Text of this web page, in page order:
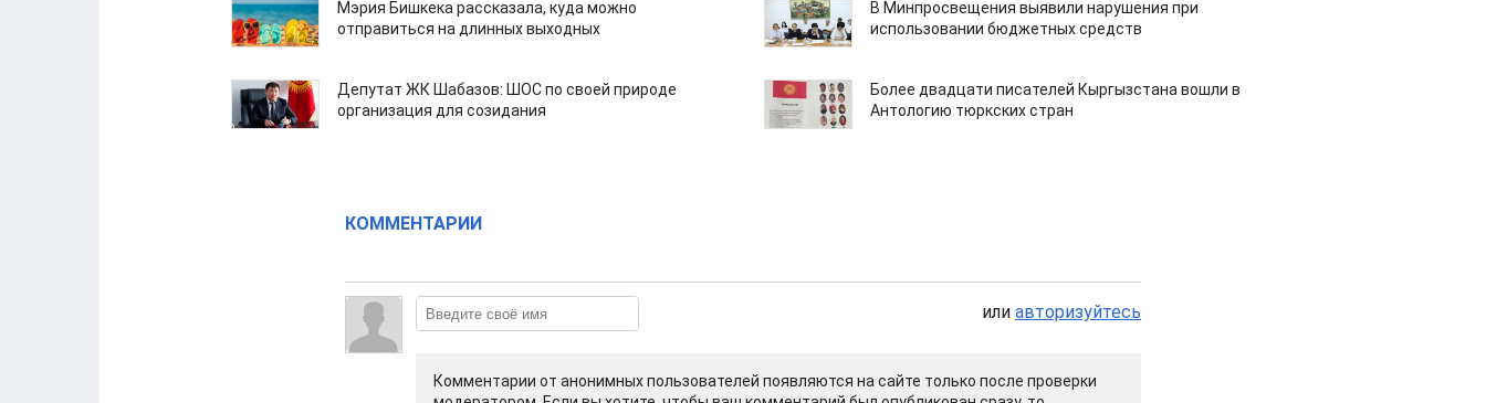
Мэрия Бишкека рассказала, куда можно
отправиться на длинных выходных
В Минпросвещения выявили нарушения при
использовании бюджетных средств
Депутат ЖК Шабазов: ШОС по своей природе
организация для созидания
Более двадцати писателей Кыргызстана вошли в
Антологию тюркских стран
КОММЕНТАРИИ
или авторизуйтесь
Комментарии от анонимных пользователей появляются на сайте только после проверки